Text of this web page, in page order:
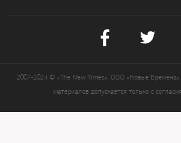
2007-2024 © «The New Times». ООО «Новые
материалов допускается только с